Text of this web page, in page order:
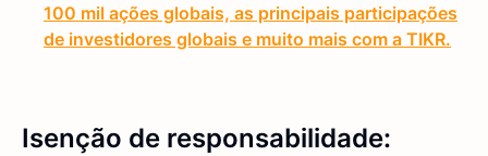
100 mil ações globais, as principais participações
de investidores globais e muito mais com a TIKR.
Isenção de responsabilidade: